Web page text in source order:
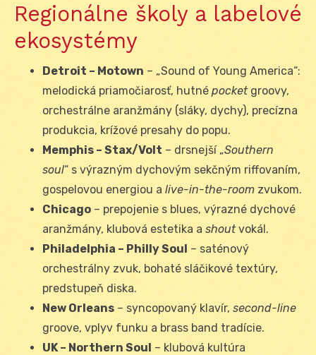
Regionálne školy a labelové
ekosystémy
Detroit – Motown – „Sound of Young America“:
melodická priamočiarosť, hutné pocketgroovy,
orchestrálne aranžmány (sláky, dychy), precízna
produkcia, krížové presahy do popu.
Memphis – Stax/Volt – drsnejší „Southern
soul“ s výrazným dychovým sekčným riffovaním,
gospelovou energiou a live-in-the-room zvukom.
Chicago – prepojenie s blues, výrazné dychové
aranžmány, klubová estetika a shoutvokál.
Philadelphia – Philly Soul – saténový
orchestrálny zvuk, bohaté sláčikové textúry,
predstupeň diska.
New Orleans – syncopovaný klavír, second-line
groove, vplyv funku a brass band tradície.
UK – Northern Soul – klubová kultúra